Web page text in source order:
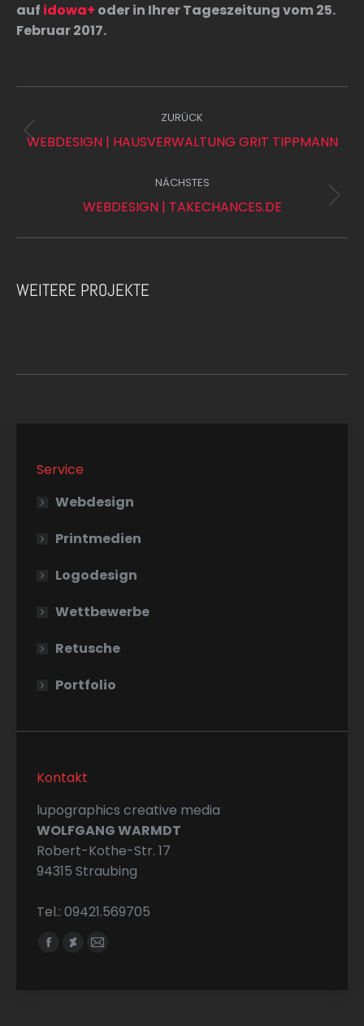
auf idowa+ oder in Ihrer Tageszeitung vom 25.
Februar 2017.
NAVIGATION
ZURÜCK
Previous
WEBDESIGN | HAUSVERWALTUNG GRIT TIPPMANN
NÄCHSTES
Next
WEBDESIGN | TAKECHANCES.DE
WEITERE PROJEKTE
Service
Webdesign
Printmedien
Logodesign
Wettbewerbe
Retusche
Portfolio
Kontakt
lupographics creative media
WOLFGANG WARMDT
Robert-Kothe-Str. 17
94315 Straubing
Tel.: 09421.569705
Finden Sie uns auf:
Facebook
Deviantart
E-